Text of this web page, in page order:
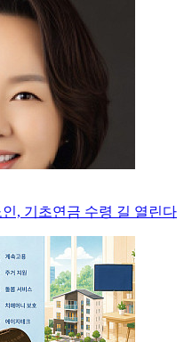
, 기초연금 수령 길 열린다